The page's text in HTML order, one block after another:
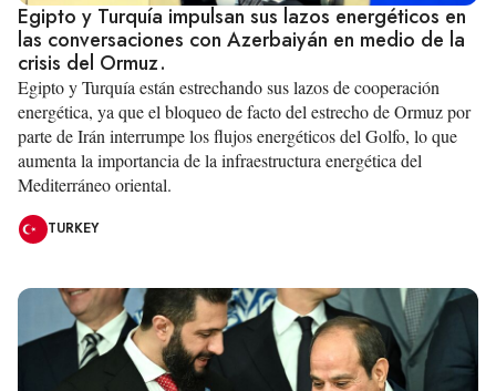
Egipto y Turquía impulsan sus lazos energéticos en
las conversaciones con Azerbaiyán en medio de la
crisis del Ormuz.
Egipto y Turquía están estrechando sus lazos de cooperación
energética, ya que el bloqueo de facto del estrecho de Ormuz por
parte de Irán interrumpe los flujos energéticos del Golfo, lo que
aumenta la importancia de la infraestructura energética del
Mediterráneo oriental.
TURKEY